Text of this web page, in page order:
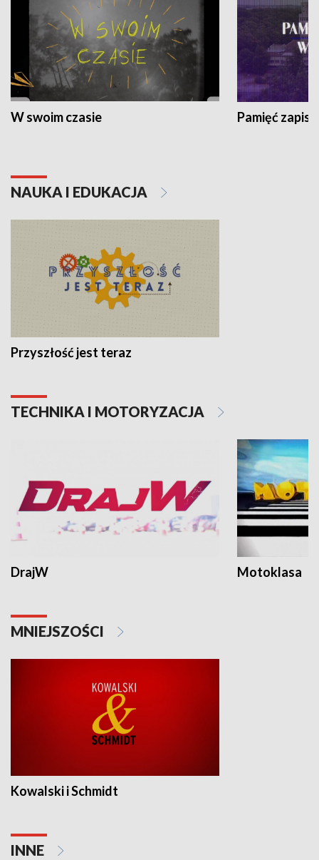
W swoim czasie Pamięć
NAUKA I EDUKACJA
Przyszłość jest teraz
TECHNIKA I MOTORYZACJA
DrajW Motoklasa
MNIEJSZOŚCI
Kowalski i Schmidt
INNE